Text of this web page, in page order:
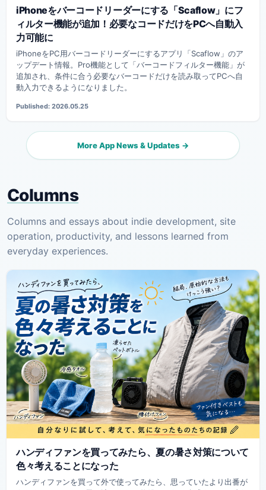
iPhoneをバーコードリーダーにする「Scaflow」にフ
ィルター機能が追加！必要なコードだけをPCへ自動入
力可能に
iPhoneをPC用バーコードリーダーにするアプリ「Scaflow」のア
ップデート情報。Pro機能として「バーコードフィルター機能」が
追加され、条件に合う必要なバーコードだけを読み取ってPCへ自
動入力できるようになりました。
Published: 2026.05.25
More App News & Updates →
Columns
Columns and essays about indie development, site
operation, productivity, and lessons learned from
everyday experiences.
ハンディファンを買ってみたら、夏の暑さ対策について
色々考えることになった
ハンディファンを買って外で使ってみたら、思っていたより出番が